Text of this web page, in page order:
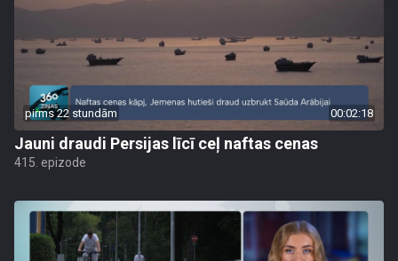
pirms 22 stundām 00:02:18
Jauni draudi Persijas līcī ceļ naftas cenas
415. epizode